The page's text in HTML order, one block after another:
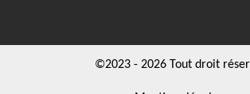
©2023 - 2026 Tout droit